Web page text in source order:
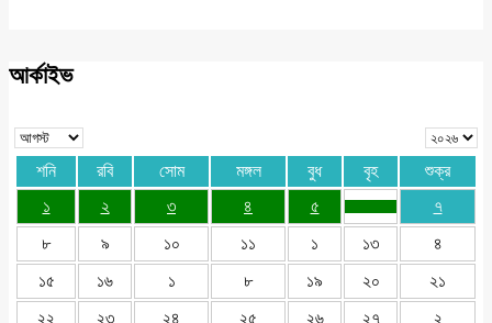
আর্কাইভ
শনি রবি সোম মঙ্গল বুধ বৃহ
শুক্র
১
২ ৩ ৪ ৫
৭
৮
৯ ১০ ১১ ১ ১৩
৪
১৫
১৬ ১ ৮ ১৯ ২০
২১
২২
২৩ ২৪ ২৫ ২৬ ২৭
২